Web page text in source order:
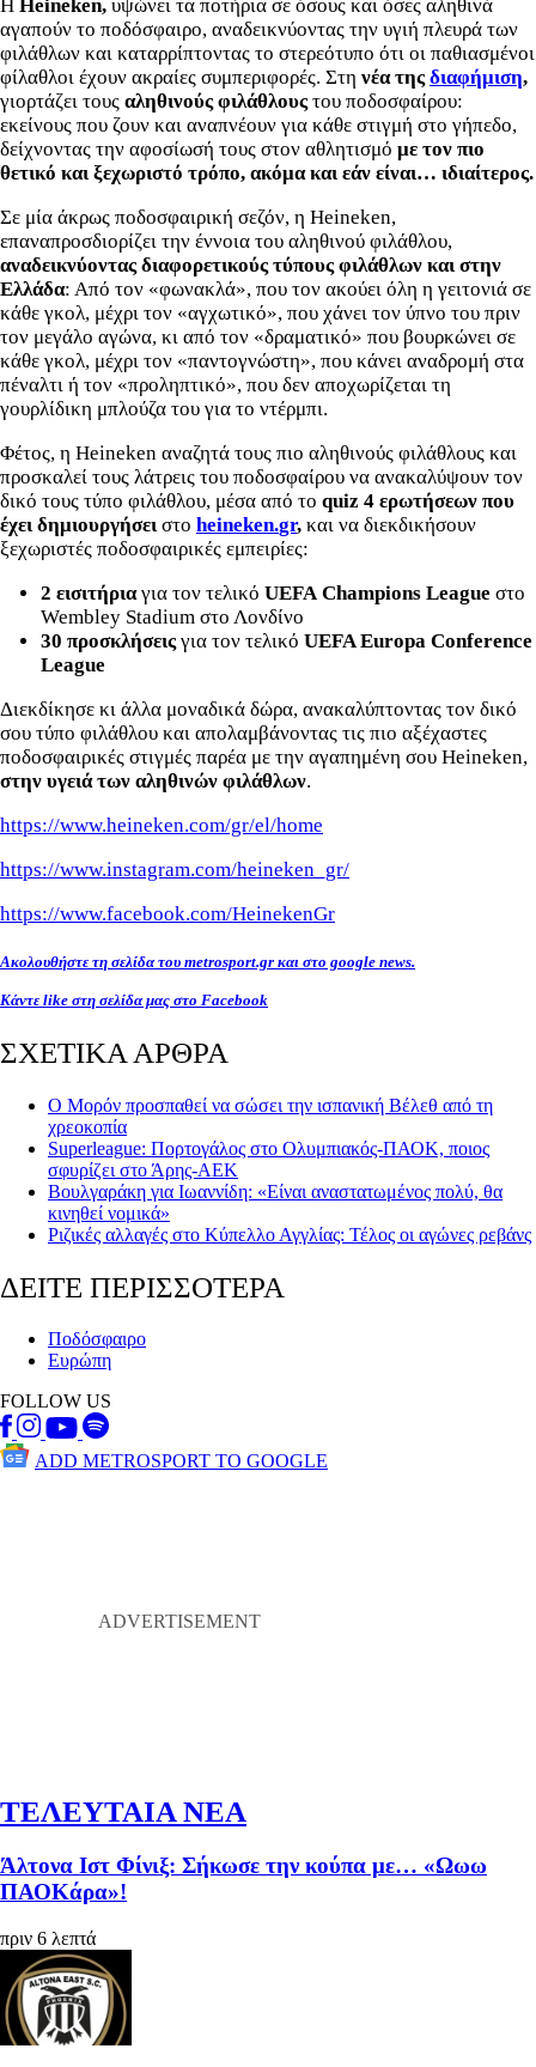
Η Heineken, υψώνει τα ποτήρια σε όσους και όσες αληθινά
αγαπούν το ποδόσφαιρο, αναδεικνύοντας την υγιή πλευρά των
φιλάθλων και καταρρίπτοντας το στερεότυπο ότι οι παθιασμένοι
φίλαθλοι έχουν ακραίες συμπεριφορές. Στη νέα τηςδιαφήμιση,
γιορτάζει τους αληθινούς φιλάθλουςτου ποδοσφαίρου:
εκείνους που ζουν και αναπνέουν για κάθε στιγμή στο γήπεδο,
δείχνοντας την αφοσίωσή τους στον αθλητισμό με τον πιο
θετικό και ξεχωριστό τρόπο, ακόμα και εάν είναι… ιδιαίτερος.
Σε μία άκρως ποδοσφαιρική σεζόν, η Heineken,
επαναπροσδιορίζει την έννοια του αληθινού φιλάθλου,
αναδεικνύοντας διαφορετικούς τύπους φιλάθλων και στην
Ελλάδα: Από τον «φωνακλά», που τον ακούει όλη η γειτονιά σε
κάθε γκολ, μέχρι τον «αγχωτικό», που χάνει τον ύπνο του πριν
τον μεγάλο αγώνα, κι από τον «δραματικό» που βουρκώνει σε
κάθε γκολ, μέχρι τον «παντογνώστη», που κάνει αναδρομή στα
πέναλτι ή τον «προληπτικό», που δεν αποχωρίζεται τη
γουρλίδικη μπλούζα του για το ντέρμπι.
Φέτος, η Heineken αναζητά τους πιο αληθινούς φιλάθλους και
προσκαλεί τους λάτρεις του ποδοσφαίρου να ανακαλύψουν τον
δικό τους τύπο φιλάθλου, μέσα από το quiz 4 ερωτήσεων που
έχει δημιουργήσειστο heineken.gr, και να διεκδικήσουν
ξεχωριστές ποδοσφαιρικές εμπειρίες:
2 εισιτήριαγια τον τελικό UEFA Champions League στο
Wembley Stadium στο Λονδίνο
30 προσκλήσειςγια τον τελικό UEFA Europa Conference
League
Διεκδίκησε κι άλλα μοναδικά δώρα, ανακαλύπτοντας τον δικό
σου τύπο φιλάθλου και απολαμβάνοντας τις πιο αξέχαστες
ποδοσφαιρικές στιγμές παρέα με την αγαπημένη σου Heineken,
στην υγειά των αληθινών φιλάθλων.
https://www.heineken.com/gr/el/home
https://www.instagram.com/heineken_gr/
https://www.facebook.com/HeinekenGr
Ακολουθήστε τη σελίδα του metrosport.gr και στο google news.
Κάντε like στη σελίδα μας στο Facebook
ΣΧΕΤΙΚΑ ΑΡΘΡΑ
Ο Μορόν προσπαθεί να σώσει την ισπανική Βέλεθ από τη
χρεοκοπία
Superleague: Πορτογάλος στο Ολυμπιακός-ΠΑΟΚ, ποιος
σφυρίζει στο Άρης-ΑΕΚ
Βουλγαράκη για Ιωαννίδη: «Είναι αναστατωμένος πολύ, θα
κινηθεί νομικά»
Ριζικές αλλαγές στο Κύπελλο Αγγλίας: Τέλος οι αγώνες ρεβάνς
ΔΕΙΤΕ ΠΕΡΙΣΣΟΤΕΡΑ
Ποδόσφαιρο
Ευρώπη
FOLLOW US
ADD METROSPORT TO GOOGLE
ΤΕΛΕΥΤΑΙΑ ΝΕΑ
Άλτονα Ιστ Φίνιξ: Σήκωσε την κούπα με… «Ωωω
ΠΑΟΚάρα»!
πριν 6 λεπτά